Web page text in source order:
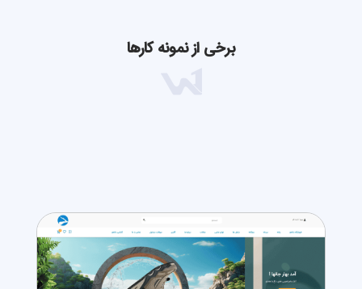
برخی از نمونه کارها